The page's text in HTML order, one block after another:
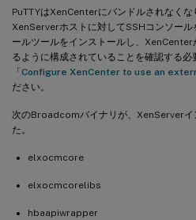
PuTTYはXenCenterにバンドルされなく
XenServerホストに対してSSHコンソー
ールツールをインストールし、
るように構成されていることを確認する必
「Configure XenCenter to use an
ださい。
次のBroadcomバイナリが、XenServerイ
た。
elxocmcore
elxocmcorelibs
hbaapiwrapper